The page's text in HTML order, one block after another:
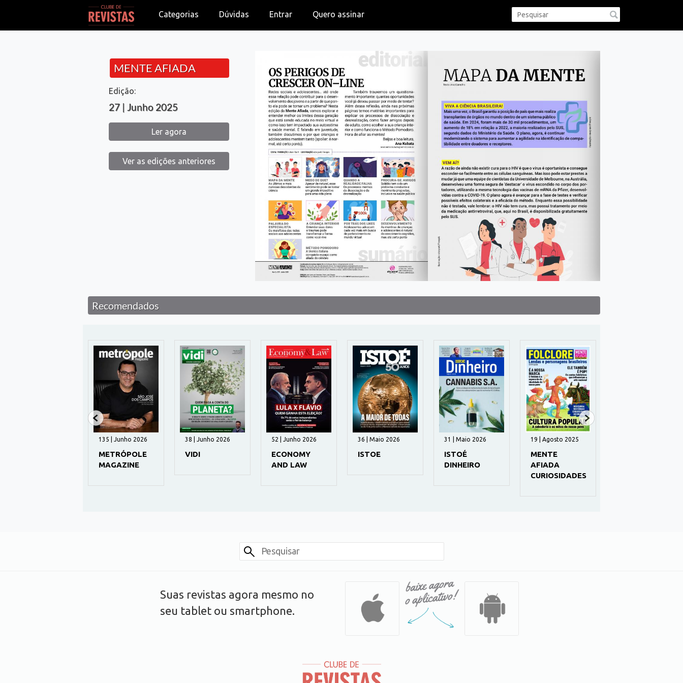
Categorias Dúvidas Entrar Quero assinar
MENTE AFIADA
Edição:
27 | Junho 2025
Ler agora
Ver as edições anteriores
Recomendados
135 | Junho 2026
METRÓPOLE
MAGAZINE
38 | Junho 2026
VIDI
52 | Junho 2026
ECONOMY
AND LAW
36 | Maio 2026
ISTOE
31 | Maio 2026
ISTOÉ
DINHEIRO
19 | Agosto 2025
MENTE
AFIADA
CURIOSIDADES
Suas revistas agora mesmo no
seu tablet ou smartphone.